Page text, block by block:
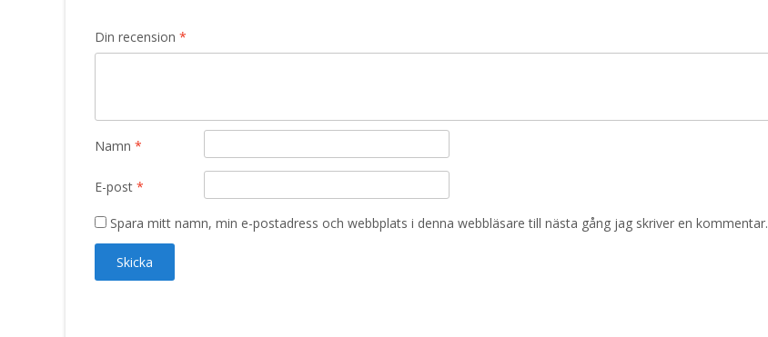
Din recension *
Namn *
E-post *
Spara mitt namn, min e-postadress och webbplats i denna webbläsare till nästa gång jag skriver en kommentar.